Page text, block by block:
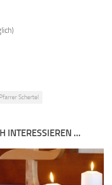
Pfarrer Schertel
INTERESSIEREN …